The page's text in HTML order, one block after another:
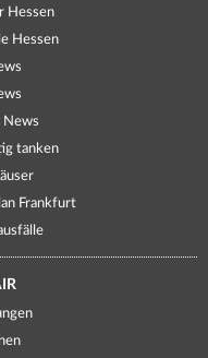
Hessen
Hessen
tanken
Frankfurt